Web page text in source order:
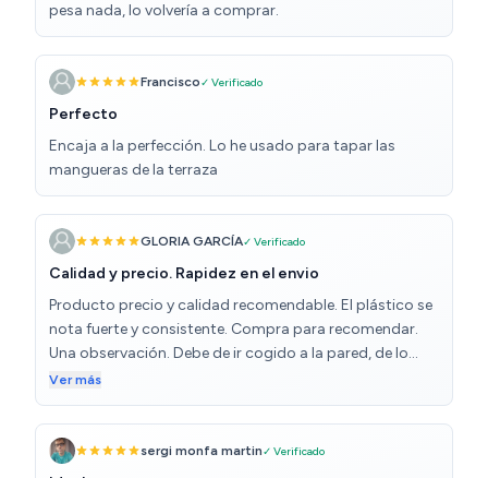
pesa nada, lo volvería a comprar.
Francisco✓ Verificado
Perfecto
Encaja a la perfección. Lo he usado para tapar las
mangueras de la terraza
GLORIA GARCÍA✓ Verificado
Calidad y precio. Rapidez en el envio
Producto precio y calidad recomendable. El plástico se
nota fuerte y consistente. Compra para recomendar.
Una observación. Debe de ir cogido a la pared, de lo
contrario al abrirlo se cae el zapatero por el peso del
calzado y se sujeta ala pared se elimina éste obstáculo.
Ver más
sergi monfa martin✓ Verificado